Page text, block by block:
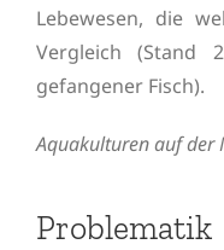
Lebewesen, die
Vergleich (Stand
gefangener Fisch).
Aquakulturen auf der
Problematik